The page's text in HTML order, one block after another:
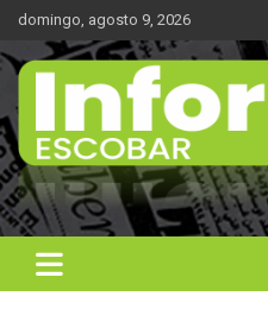
Saltar
contenido
domingo, agosto 9, 2026
Informe 21
Noticas reales